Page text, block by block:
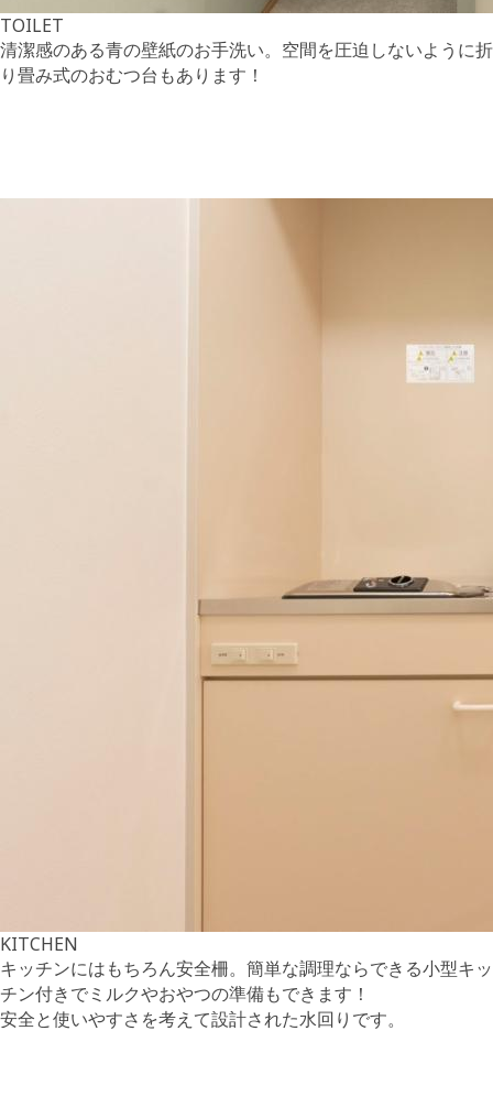
TOILET
清潔感のある青の壁紙のお手洗い。空間を圧迫しないように折
り畳み式のおむつ台もあります！
KITCHEN
キッチンにはもちろん安全柵。簡単な調理ならできる小型キッ
チン付きでミルクやおやつの準備もできます！
安全と使いやすさを考えて設計された水回りです。